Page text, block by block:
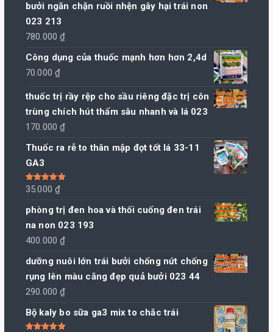
bưởi ngăn chặn ruồi nhện gây hại trái non
023 213
780.000₫
Công dụng của thuốc mạnh hơn hơn 2,4d
70.000₫
thuốc trị rầy rệp cho sầu riêng đặc trị côn
trùng chích hút thấm sâu nhanh và lá 023
170.000₫
Thuốc ra rễ to thân mập đọt tốt lá 33-11
GA3
Được xếp
5.005
35.000₫
phòng trị đen hoa và thối cuống đen trái
na non 023 193
400.000₫
dưỡng nuôi lớn trái bưởi chống nứt chống
rụng lên màu căng đẹp quả bưởi 023 44
290.000₫
Bộ kaly bo sữa ga3 mix to chắc trái